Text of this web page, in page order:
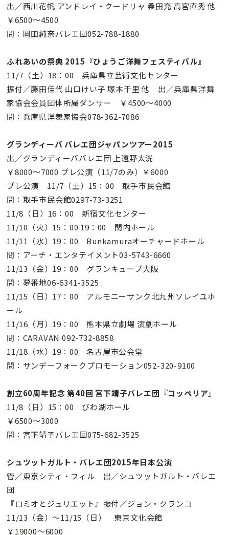
出／西川花帆 アンドレイ・クードリャ 桑田充 高宮直秀 他
￥6500〜4500
問：岡田純奈バレエ団052-788-1880
ふれあいの祭典 2015『ひょうご洋舞フェスティバル』
11/7（土）18：00 兵庫県立芸術文化センター
振付／藤田佳代 山口けい子 塚本千里 他 出／兵庫県洋舞
家協会会員団体所属ダンサー ￥4500〜4000
問：兵庫県洋舞家協会078-362-7086
グランディーバ バレエ団ジャパンツアー2015
出／グランディーババレエ団 上遠野太洸
￥8000〜7000 プレ公演（11/7のみ）￥6000
プレ公演 11/7（土）15：00 取手市民会館
問：取手市民会館0297-73-3251
11/8（日）16：00 新宿文化センター
11/10（火）15：00 19：00 関内ホール
11/11（水）19：00 Bunkamuraオーチャードホール
問：アーチ・エンタテイメント03-5743-6660
11/13（金）19：00 グランキューブ大阪
問：夢番地06-6341-3525
11/15（日）17：00 アルモニーサンク北九州ソレイユホ
ール
11/16（月）19：00 熊本県立劇場 演劇ホール
問：CARAVAN 092-732-8858
11/18（水）19：00 名古屋市公会堂
問：サンデーフォークプロモーション052-320-9100
創立60周年記念 第40回 宮下靖子バレエ団『コッペリア』
11/8（日）15：00 びわ湖ホール
￥6500〜3000
問：宮下靖子バレエ団075-682-3525
シュツットガルト・バレエ団2015年日本公演
管／東京シティ・フィル 出／シュツットガルト・バレエ
団
『ロミオとジュリエット』振付／ジョン・クランコ
11/13（金）〜11/15（日） 東京文化会館
￥19000〜6000